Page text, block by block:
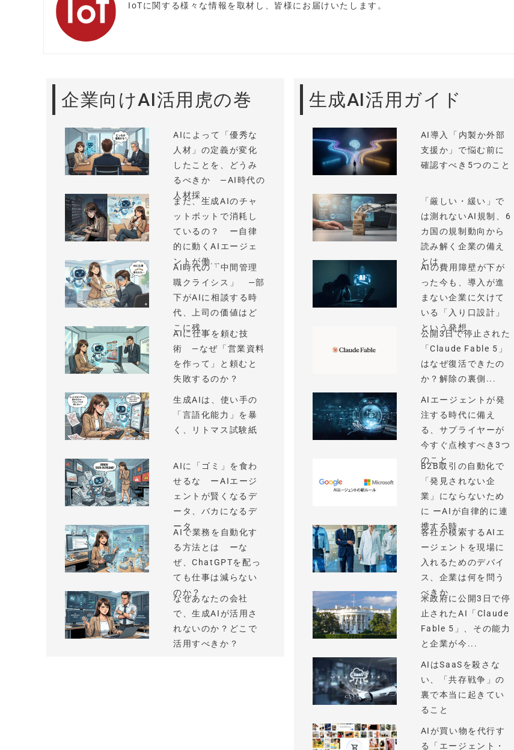
IoTに関する様々な情報を取材し、皆様にお届けいたします。
企業向けAI活用虎の巻
AIによって「優秀な
人材」の定義が変化
したことを、どうみ
るべきか —AI時代の
人材採...
まだ、生成AIのチャ
ットボットで消耗し
ているの？ ー自律
的に動くAIエージェ
ントが働...
AI時代の「中間管理
職クライシス」 —部
下がAIに相談する時
代、上司の価値はど
こに残...
AIに仕事を頼む技
術 —なぜ「営業資料
を作って」と頼むと
失敗するのか？
生成AIは、使い手の
「言語化能力」を暴
く、リトマス試験紙
AIに「ゴミ」を食わ
せるな ーAIエージ
ェントが賢くなるデ
ータ、バカになるデ
ータ
AIで業務を自動化す
る方法とは ーな
ぜ、ChatGPTを配っ
ても仕事は減らない
のか？
なぜあなたの会社
で、生成AIが活用さ
れないのか？どこで
活用すべきか？
生成AI活用ガイド
AI導入「内製か外部
支援か」で悩む前に
確認すべき5つのこと
「厳しい・緩い」で
は測れないAI規制、6
カ国の規制動向から
読み解く企業の備え
とは
AIの費用障壁が下が
った今も、導入が進
まない企業に欠けて
いる「入り口設計」
という発想
公開3日で停止された
「Claude Fable 5」
はなぜ復活できたの
か？解除の裏側...
AIエージェントが発
注する時代に備え
る、サプライヤーが
今すぐ点検すべき3つ
のこと
B2B取引の自動化で
「発見されない企
業」にならないため
に ーAIが自律的に連
携する時...
各社が模索するAIエ
ージェントを現場に
入れるためのデバイ
ス、企業は何を問う
べきか
米政府に公開3日で停
止されたAI「Claude
Fable 5」、その能力
と企業が今...
AIはSaaSを殺さな
い、「共存戦争」の
裏で本当に起きてい
ること
AIが買い物を代行す
る「エージェント・